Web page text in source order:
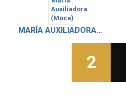
MARÍA AUXILIADORA (MOCA)
2